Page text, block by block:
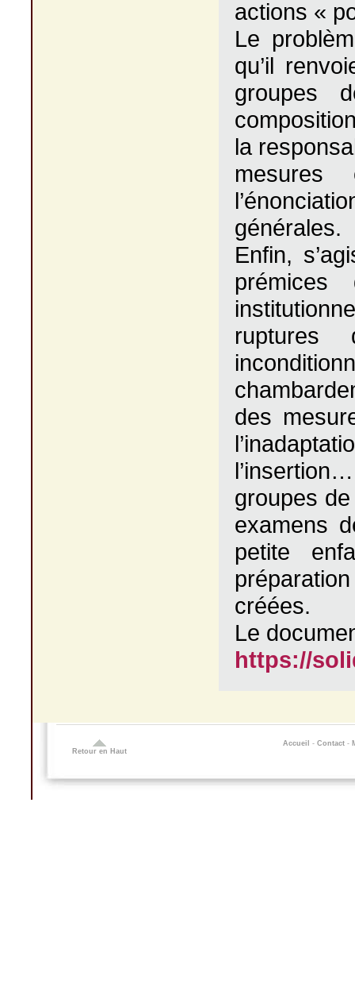
actions «
Le
qu’il
groupes
la
mesures
générales.
Enfin,
ruptures
des
groupes
examens
petite
créées.
Le
https://
Retour en Haut
Accueil - Contact -